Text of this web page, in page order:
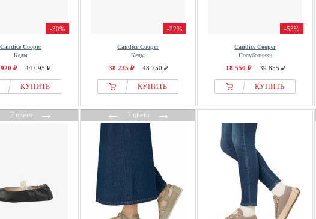
-30%
Candice Cooper
Кеды
₽ 44 095 ₽
КУПИТЬ
-22%
Candice Cooper
Кеды
38 235 ₽ 48 750 ₽
КУПИТЬ
-53%
Candice Cooper
Полуботинки
18 550 ₽ 39 855 ₽
КУПИТЬ
2 цвета→ ←3 цвета→